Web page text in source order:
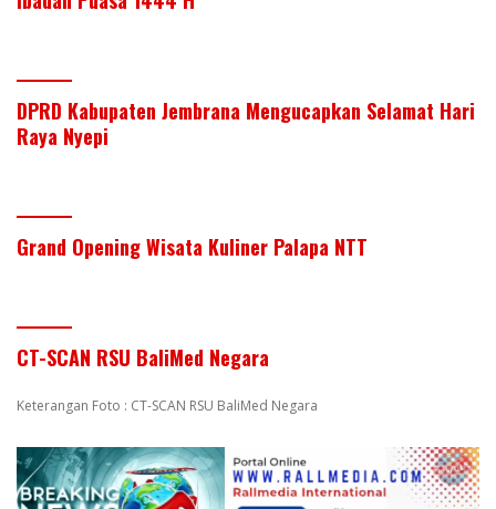
DPRD Kabupaten Jembrana Mengucapkan Selamat Hari
Raya Nyepi
Grand Opening Wisata Kuliner Palapa NTT
CT-SCAN RSU BaliMed Negara
Keterangan Foto : CT-SCAN RSU BaliMed Negara